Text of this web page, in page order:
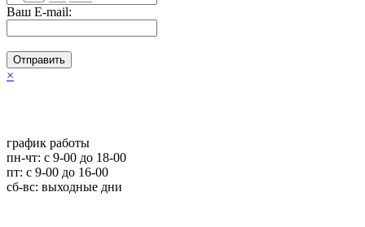
Ваш E-mail:
Отправить
×
график работы
пн-чт: c 9-00 до 18-00
пт: с 9-00 до 16-00
сб-вс: выходные дни